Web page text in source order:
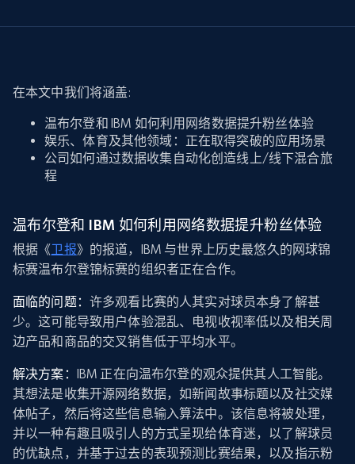
在本文中我们将涵盖:
温布尔登和 IBM 如何利用网络数据提升粉丝体验
娱乐、体育及其他领域：正在取得突破的应用场景
公司如何通过数据收集自动化创造线上/线下混合旅
程
温布尔登和 IBM 如何利用网络数据提升粉丝体验
根据《卫报》的报道，IBM 与世界上历史最悠久的网球锦
标赛温布尔登锦标赛的组织者正在合作。
面临的问题： 许多观看比赛的人其实对球员本身了解甚
少。这可能导致用户体验混乱、电视收视率低以及相关周
边产品和商品的交叉销售低于平均水平。
解决方案：
IBM 正在向温布尔登的观众提供其人工智能。
其想法是收集开源网络数据，如新闻故事标题以及社交媒
体帖子，然后将这些信息输入算法中。该信息将被处理，
并以一种有趣且吸引人的方式呈现给体育迷，以了解球员
的优缺点，并基于过去的表现预测比赛结果，以及指示粉